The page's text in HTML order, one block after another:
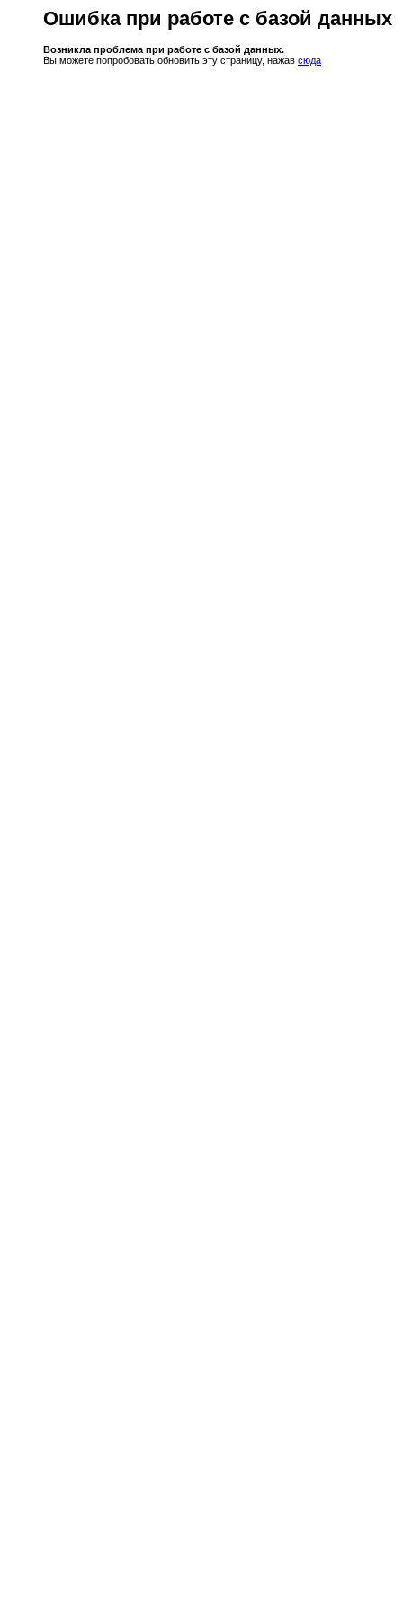
Ошибка при работе с базой данных
Возникла проблема при работе с базой данных.
Вы можете попробовать обновить эту страницу, нажав сюда